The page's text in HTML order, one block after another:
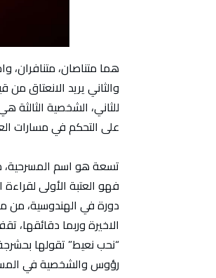
هما متناصان، متنافران،
والثاني يريد الانعتاق
للثاني، الشخصية
على التحكم في مسارات
تسعة هو اسم المسرحية،
دورة في الهندوسية، من
الاخيرة وربما
“نحب نعيط” تقولها
رؤوس والشخصية في